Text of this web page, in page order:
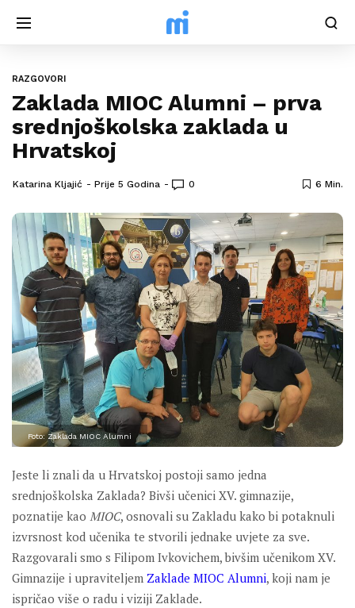
RAZGOVORI
Zaklada MIOC Alumni – prva
srednjoškolska zaklada u
Hrvatskoj
Katarina Kljajić Prije 5 Godina 0 6 Min.
Foto: Zaklada MIOC Alumni
Jeste li znali da u Hrvatskoj postoji samo jedna
srednjoškolska Zaklada? Bivši učenici XV. gimnazije,
poznatije kao MIOC, osnovali su Zakladu kako bi potaknuli
izvrsnost kod učenika te stvorili jednake uvjete za sve.
Razgovarali smo s Filipom Ivkovichem, bivšim učenikom XV.
Gimnazije i upraviteljem Zaklade MIOC Alumni, koji nam je
ispričao više o radu i viziji Zaklade.